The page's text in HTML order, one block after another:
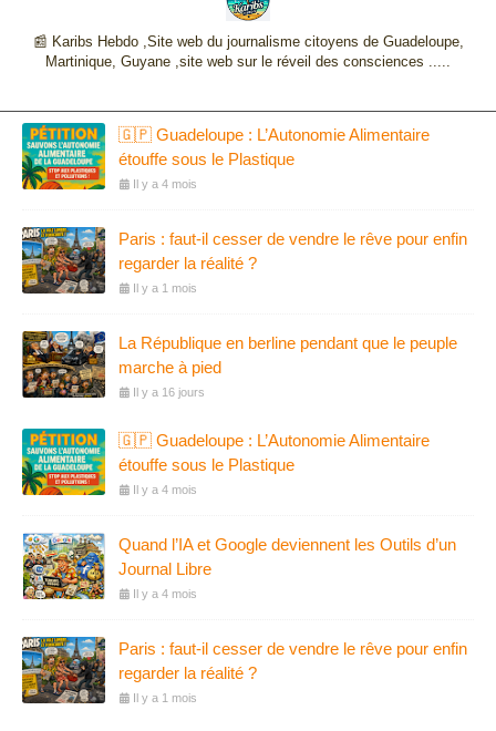
📰 Karibs Hebdo ,Site web du journalisme citoyens de Guadeloupe,
Martinique, Guyane ,site web sur le réveil des consciences .....
🇬🇵 Guadeloupe : L’Autonomie Alimentaire
étouffe sous le Plastique
Il y a 4 mois
Paris : faut-il cesser de vendre le rêve pour enfin
regarder la réalité ?
Il y a 1 mois
La République en berline pendant que le peuple
marche à pied
Il y a 16 jours
🇬🇵 Guadeloupe : L’Autonomie Alimentaire
étouffe sous le Plastique
Il y a 4 mois
Quand l’IA et Google deviennent les Outils d’un
Journal Libre
Il y a 4 mois
Paris : faut-il cesser de vendre le rêve pour enfin
regarder la réalité ?
Il y a 1 mois